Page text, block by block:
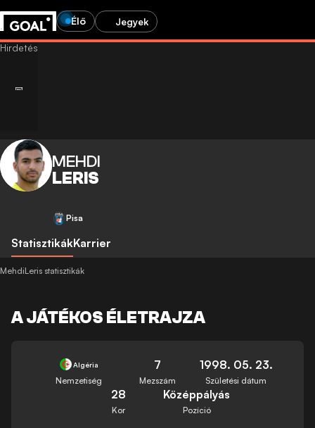
Élő Jegyek
MEHDI
LERIS
Pisa
StatisztikákKarrier
MehdiLeris statisztikák
A JÁTÉKOS ÉLETRAJZA
Algéria
Nemzetiség
7
Mezszám
1998. 05. 23.
Születési dátum
28
Kor
Középpályás
Pozíció